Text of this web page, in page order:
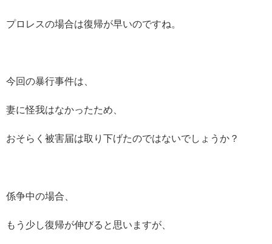
プロレスの場合は復帰が早いのですね。
今回の暴行事件は、
妻に怪我はなかったため、
おそらく被害届は取り下げたのではないでしょうか？
係争中の場合、
もう少し復帰が伸びると思いますが、